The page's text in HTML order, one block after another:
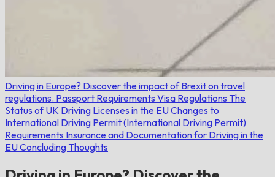
Driving in Europe? Discover the impact of Brexit on travel
regulations. Passport Requirements Visa Regulations The
Status of UK Driving Licenses in the EUChanges to
International Driving Permit (International Driving Permit)
Requirements Insurance and Documentation for Driving in the
EUConcluding Thoughts